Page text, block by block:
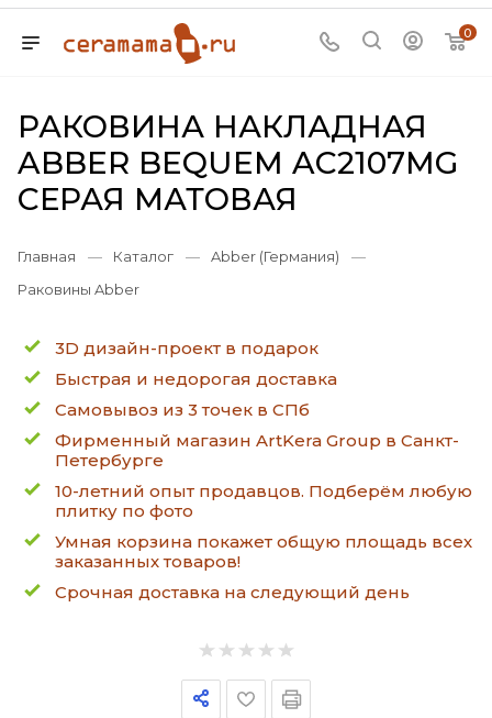
0
РАКОВИНА НАКЛАДНАЯ
ABBER BEQUEM AC2107MG
СЕРАЯ МАТОВАЯ
Главная — Каталог — Abber (Германия)
—
Раковины Abber
3D дизайн-проект в подарок
Быстрая и недорогая доставка
Самовывоз из 3 точек в СПб
Фирменный магазин ArtKera Group в Санкт-
Петербурге
10-летний опыт продавцов. Подберём любую
плитку по фото
Умная корзина покажет общую площадь всех
заказанных товаров!
Срочная доставка на следующий день